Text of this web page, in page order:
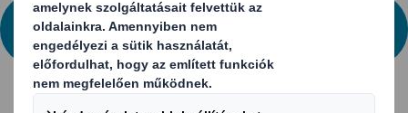
TOVÁBBI INFORMÁCIÓKÉRT VEGYE FEL
VELÜNK A KAPCSOLATOT!